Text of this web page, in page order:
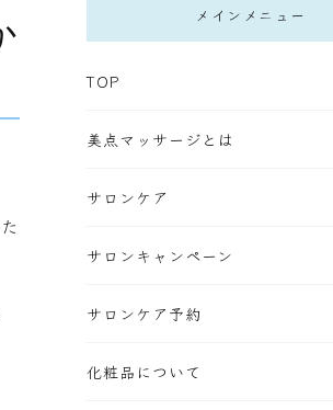
メインメニュー
TOP
美点マッサージとは
サロンケア
サロンキャンペーン
サロンケア予約
化粧品について